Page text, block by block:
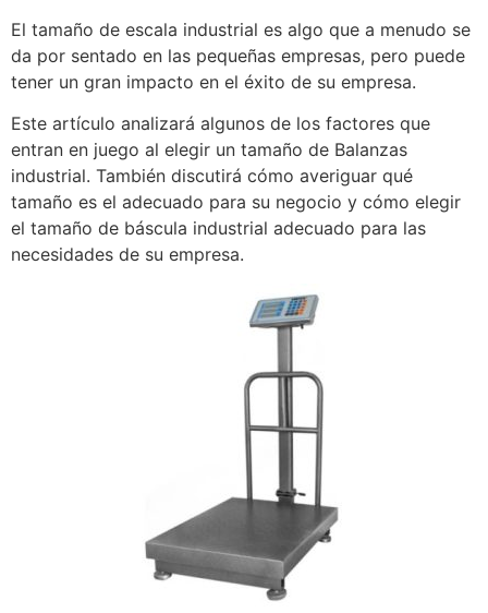
El tamaño de escala industrial es algo que a menudo se
da por sentado en las pequeñas empresas, pero puede
tener un gran impacto en el éxito de su empresa.
Este artículo analizará algunos de los factores que
entran en juego al elegir un tamaño de Balanzas
industrial. También discutirá cómo averiguar qué
tamaño es el adecuado para su negocio y cómo elegir
el tamaño de báscula industrial adecuado para las
necesidades de su empresa.